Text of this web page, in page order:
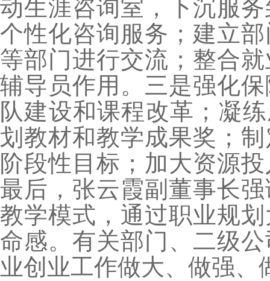
动生涯咨询室，下沉服
个性化咨询服务；建立
等部门进行交流；整合
辅导员作用。三是强化
队建设和课程改革；凝
划教材和教学成果奖；
阶段性目标；加大资源
最后，张云霞副董事长
教学模式，通过职业规
命感。有关部门、二级
业创业工作做大、做强、